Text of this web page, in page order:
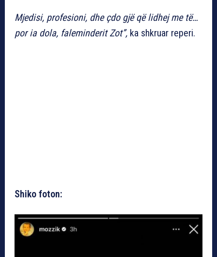
Mjedisi, profesioni, dhe çdo gjë që lidhej me të…
por ia dola, faleminderit Zot”, ka shkruar reperi.
Shiko foton: